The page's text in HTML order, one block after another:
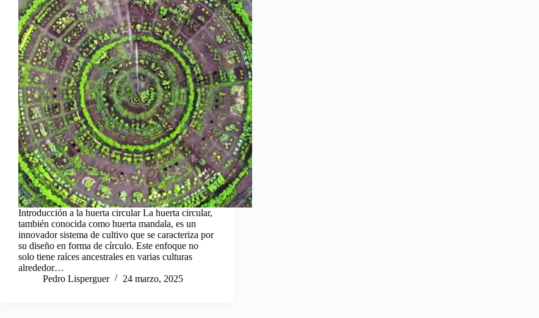
Introducción a la huerta circular La huerta circular,
también conocida como huerta mandala, es un
innovador sistema de cultivo que se caracteriza por
su diseño en forma de círculo. Este enfoque no
solo tiene raíces ancestrales en varias culturas
alrededor…
Pedro Lisperguer
24 marzo, 2025